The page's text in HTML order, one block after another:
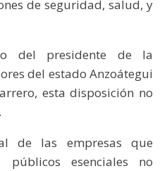
de seguridad, salud, y
del presidente de la
del estado Anzoátegui
esta disposición no
de las empresas que
públicos esenciales no